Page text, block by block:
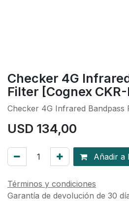
Checker 4G
Filter [Cognex CKR-
Checker 4G Infrared Bandpass
USD 134,00
Añadir a
Términos y condiciones
Garantía de devolución de 30